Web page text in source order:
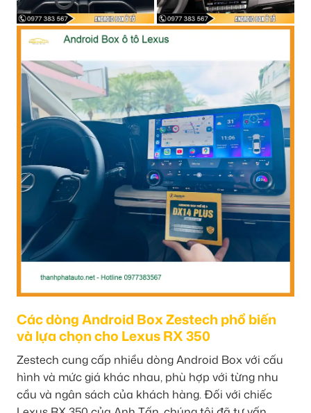
Các dòng Android Box Zestech phổ biến
và lựa chọn cho Lexus RX 350
Zestech cung cấp nhiều dòng Android Box với cấu
hình và mức giá khác nhau, phù hợp với từng nhu
cầu và ngân sách của khách hàng. Đối với chiếc